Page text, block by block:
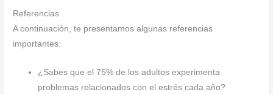
Referencias
A continuación, te presentamos algunas referencias
importantes:
¿Sabes que el 75% de los adultos experimenta
problemas relacionados con el estrés cada año?